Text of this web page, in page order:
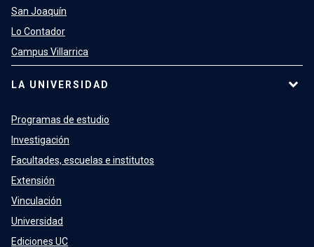
San Joaquín
Lo Contador
Campus Villarrica
LA UNIVERSIDAD
Programas de estudio
Investigación
Facultades, escuelas e institutos
Extensión
Vinculación
Universidad
Ediciones UC